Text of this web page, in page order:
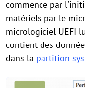
commence par
matériels par le
micrologiciel UEFI
contient des
dans la partition